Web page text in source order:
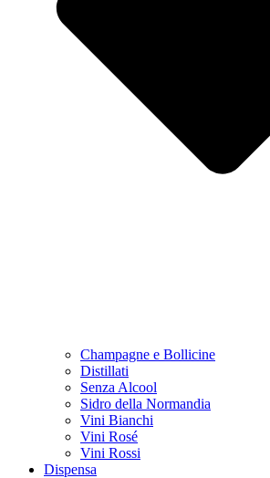
Champagne e Bollicine
Distillati
Senza Alcool
Sidro della Normandia
Vini Bianchi
Vini Rosé
Vini Rossi
Dispensa